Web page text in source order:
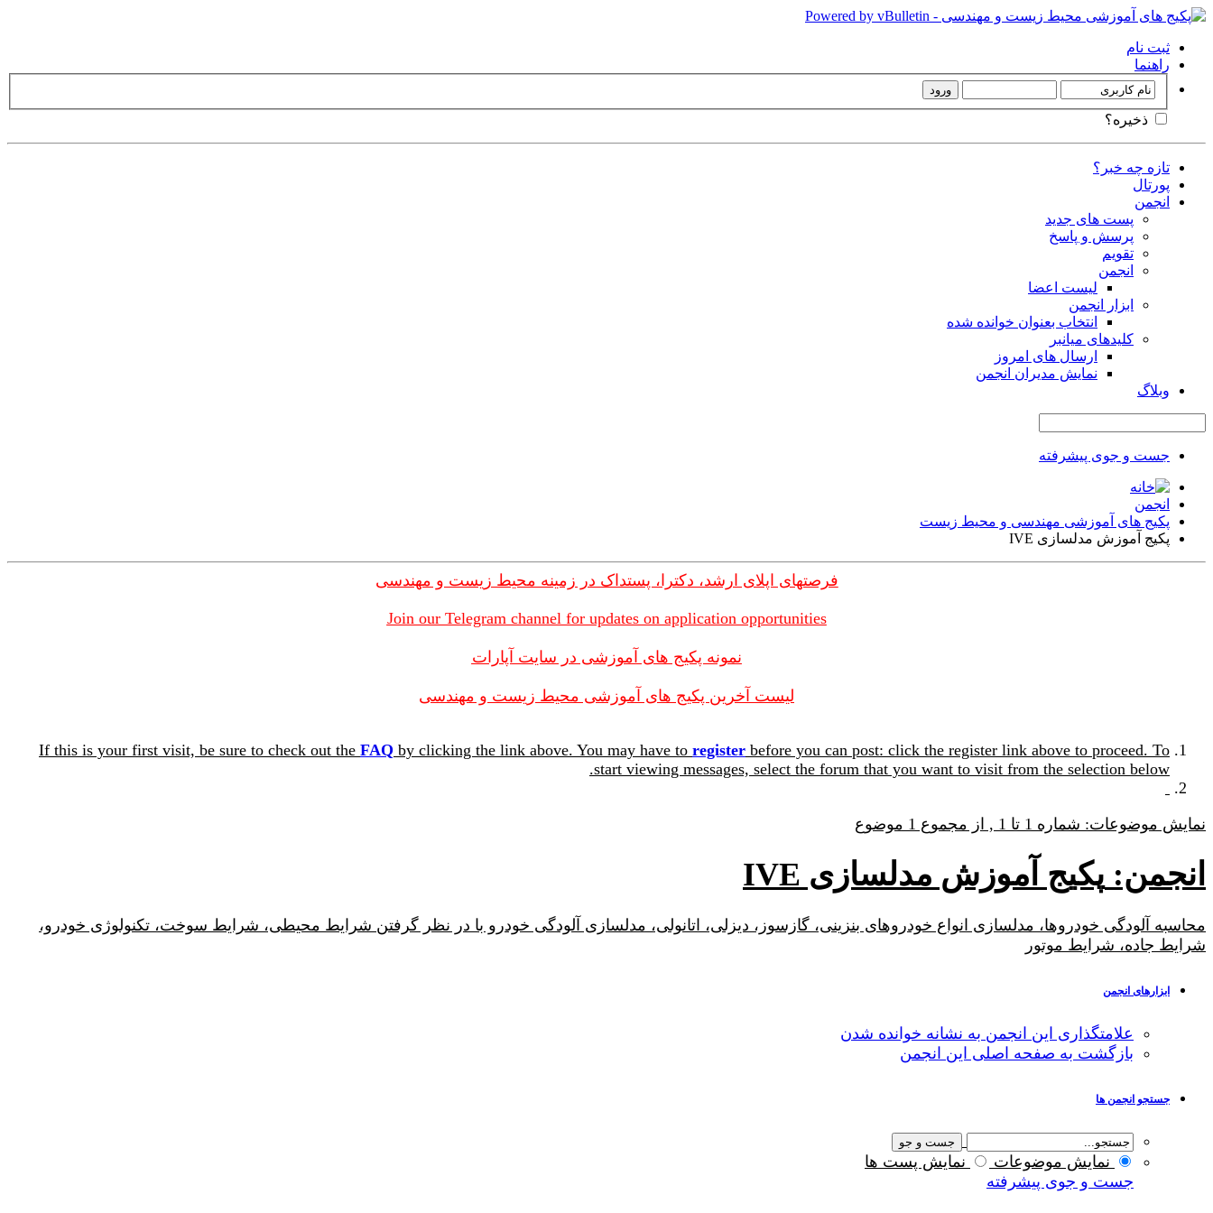
ثبت نام
راهنما
ذخیره؟
تازه چه خبر؟
پورتال
انجمن
پست های جدید
پرسش و پاسخ
تقویم
انجمن
لیست اعضا
ابزار انجمن
انتخاب بعنوان خوانده شده
کلیدهای میانبر
ارسال های امروز
نمایش مدیران انجمن
وبلاگ
جست و جوی پیشرفته
انجمن
پکیج های آموزشی مهندسی و محیط زیست
پکیج آموزش مدلسازی IVE
فرصتهای اپلای ارشد، دکترا، پستداک در زمینه محیط زیست و مهندسی
Join our Telegram channel for updates on application opportunities
نمونه پکیج های آموزشی در سایت آپارات
لیست آخرین پکیج های آموزشی محیط زیست و مهندسی
If this is your first visit, be sure to check out the FAQ by clicking the link above. You may have to register before you can post: click the register link above to proceed. To
start viewing messages, select the forum that you want to visit from the selection below.
نمایش موضوعات: شماره 1 تا 1 , از مجموع ‍1 موضوع
انجمن: پکیج آموزش مدلسازی IVE
محاسبه آلودگی خودروها، مدلسازی انواع خودروهای بنزینی، گازسوز، دیزلی، اتانولی، مدلسازی آلودگی خودرو با در نظر گرفتن شرایط محیطی، شرایط سوخت، تکنولوژی خودرو،
شرایط جاده، شرایط موتور
ابزارهای انجمن
علامتگذاری این انجمن به نشانه خوانده شدن
بازگشت به صفحه اصلی این انجمن
جستجو انجمن ها
نمایش موضوعات
نمایش پست ها
جست و جوی پیشرفته